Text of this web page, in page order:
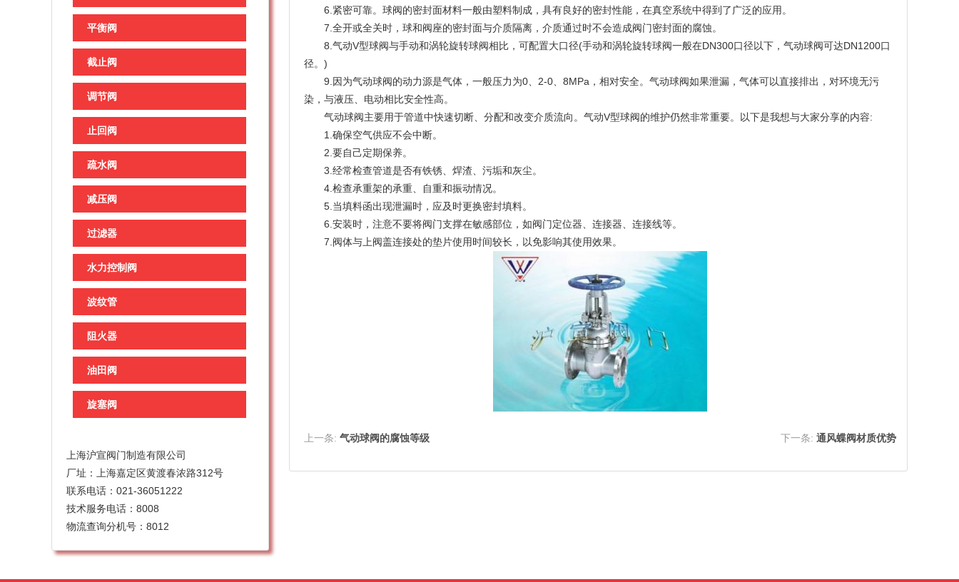
平衡阀
截止阀
调节阀
止回阀
疏水阀
减压阀
过滤器
水力控制阀
波纹管
阻火器
油田阀
旋塞阀
上海沪宣阀门制造有限公司
厂址：上海嘉定区黄渡春浓路312号
联系电话：021-36051222
技术服务电话：8008
物流查询分机号：8012
6.紧密可靠。球阀的密封面材料一般由塑料制成，具有良好的密封性能，在真空系统中得到了广泛的应用。
7.全开或全关时，球和阀座的密封面与介质隔离，介质通过时不会造成阀门密封面的腐蚀。
8.气动V型球阀与手动和涡轮旋转球阀相比，可配置大口径(手动和涡轮旋转球阀一般在DN300口径以下，气动球阀可达DN1200口
径。)
9.因为气动球阀的动力源是气体，一般压力为0、2-0、8MPa，相对安全。气动球阀如果泄漏，气体可以直接排出，对环境无污
染，与液压、电动相比安全性高。
气动球阀主要用于管道中快速切断、分配和改变介质流向。气动V型球阀的维护仍然非常重要。以下是我想与大家分享的内容:
1.确保空气供应不会中断。
2.要自己定期保养。
3.经常检查管道是否有铁锈、焊渣、污垢和灰尘。
4.检查承重架的承重、自重和振动情况。
5.当填料函出现泄漏时，应及时更换密封填料。
6.安装时，注意不要将阀门支撑在敏感部位，如阀门定位器、连接器、连接线等。
7.阀体与上阀盖连接处的垫片使用时间较长，以免影响其使用效果。
上一条: 气动球阀的腐蚀等级 下一条: 通风蝶阀材质优势